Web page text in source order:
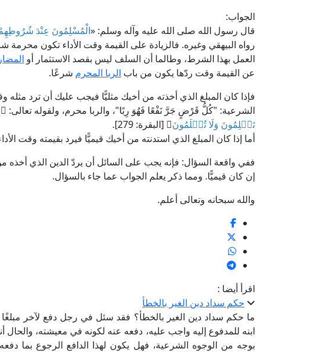
الجواب:
قال رسول الله صلى الله عليه وآله وسلم: «الْمُسْلِمُونَ عِنْدَ
رواه البيهقي وغيره. فالزيادة على القيمة وقت الأداء تكون
العمل بهذا الشرط، وطالما أن السلف ليس بقصد الاستثمار أو
عن القيمة وقت ردّها يكون من باب الربا المحرم شرعًا.
فإذا كان المبلغ الذي أخذته من أخيك مثليًّا فيجب عليك أن ترد مثله
الشرعية: "كُلُّ قَرْضٍ جَرَّ نَفْعًا فَهُوَ رِبًا"، والربا محرم، ولقوله تعالى: ﴿
تَظۡلِمُونَ وَلَا تُظۡلَمُونَ﴾ [البقرة: 279].
أما إذا كان المبلغ الذي استدنته من أخيك قيميًّا فيرد بقيمته وقت
ففي واقعة السؤال: فإنه يجب على السائل أن يردّ الدين الذي أخذه من
إن كان قيميًّا. ومما ذكر يعلم الجواب عما جاء بالسؤال.
والله سبحانه وتعالى أعلم.
اقرأ أيضا :
حكم سداد دين الغير بالخطأ
ما حكم سداد دين الغير بالخطأ؟ فقد سئل في رجل دفع لآخر
ابنه للمدفوع إليه واجب عليه، دفعه عنه لكونه في معيشته، والحال
بوجه من الوجوه الشرعية، فهل يكون لهذا الدافع الرجوع بما